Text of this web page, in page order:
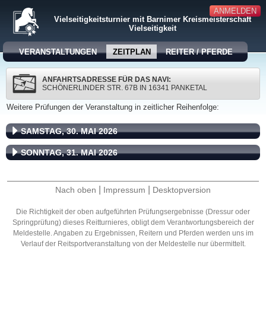
ANMELDEN
Vielseitigkeitsturnier mit Barnimer Kreismeisterschaft
Vielseitigkeit
VERANSTALTUNGEN ZEITPLAN REITER / PFERDE
ANFAHRTSADRESSE FÜR DAS NAVI:
SCHÖNERLINDER STR. 67B IN 16341 PANKETAL
Weitere Prüfungen der Veranstaltung in zeitlicher Reihenfolge:
SAMSTAG, 30. MAI 2026
SONNTAG, 31. MAI 2026
Nach oben Impressum Desktopversion
Die Richtigkeit der oben aufgeführten Prüfungsergebnisse (Dressur oder
Springprüfung) dieses Reitturnieres, obligt dem Verantwortungsbereich der
Meldestelle. Angaben zu Ergebnissen, Reitern und Pferden werden uns im
Verlauf der Reitsportveranstaltung von der Meldestelle nur übermittelt.